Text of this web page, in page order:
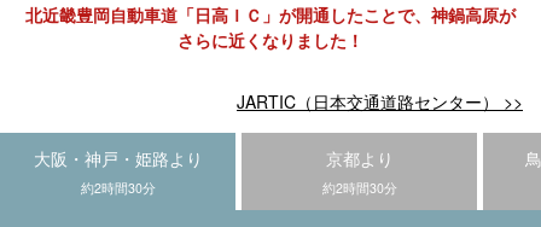
北近畿豊岡自動車道「日高ＩＣ」が開通したことで、神鍋高原が
さらに近くなりました！
JARTIC（日本交通道路センター） >>
大阪・神戸・姫路より
約2時間30分
京都より
約2時間30分